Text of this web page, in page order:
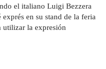
el italiano Luigi Bezzera
en su stand de la feria
utilizar la expresión